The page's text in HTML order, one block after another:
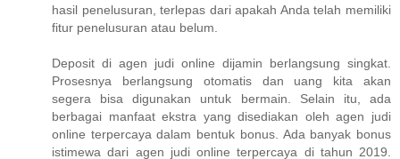
hasil penelusuran, terlepas dari apakah Anda telah memiliki
fitur penelusuran atau belum.
Deposit di agen judi online dijamin berlangsung singkat.
Prosesnya berlangsung otomatis dan uang kita akan
segera bisa digunakan untuk bermain. Selain itu, ada
berbagai manfaat ekstra yang disediakan oleh agen judi
online terpercaya dalam bentuk bonus. Ada banyak bonus
istimewa dari agen judi online terpercaya di tahun 2019.